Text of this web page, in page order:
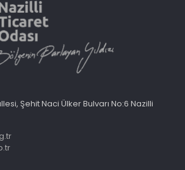
Şehit Naci Ülker Bulvarı No:6 Nazilli